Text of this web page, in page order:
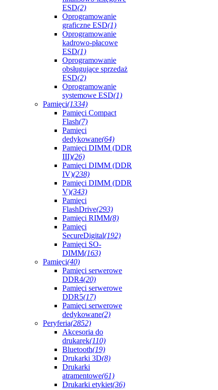
ESD(2)
Oprogramowanie
graficzne ESD(1)
Oprogramowanie
kadrowo-płacowe
ESD(1)
Oprogramowanie
obsługujące sprzedaż
ESD(2)
Oprogramowanie
systemowe ESD(1)
Pamięci(1334)
Pamięci Compact
Flash(7)
Pamięci
dedykowane(64)
Pamięci DIMM (DDR
III)(26)
Pamięci DIMM (DDR
IV)(238)
Pamięci DIMM (DDR
V)(343)
Pamięci
FlashDrive(293)
Pamięci RIMM(8)
Pamięci
SecureDigital(192)
Pamięci SO-
DIMM(163)
Pamięci(40)
Pamięci serwerowe
DDR4(20)
Pamięci serwerowe
DDR5(17)
Pamięci serwerowe
dedykowane(2)
Peryferia(2852)
Akcesoria do
drukarek(110)
Bluetooth(19)
Drukarki 3D(8)
Drukarki
atramentowe(61)
Drukarki etykiet(36)